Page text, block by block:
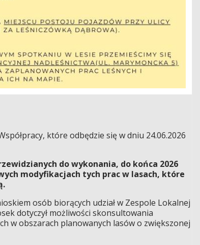
które odbędzie się w dniu 24.06.2026
do wykonania, do końca 2026
modyfikacjach tych prac w lasach, które
osób biorących udział w Zespole Lokalnej
dotyczył możliwości skonsultowania
w obszarach planowanych lasów o zwiększonej